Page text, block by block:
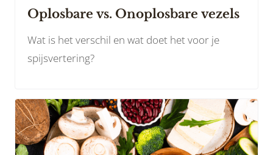
Oplosbare vs. Onoplosbare vezels
Wat is het verschil en wat doet het voor je
spijsvertering?